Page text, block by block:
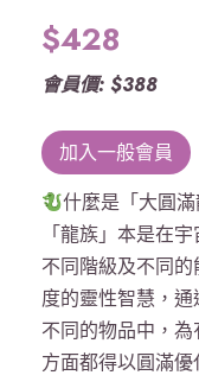
$428
會員價: $388
加入一般會員
什麼是「大圓
「龍族」本是在
不同階級及不同
度的靈性智慧，
不同的物品中，
方面都得以圓滿優